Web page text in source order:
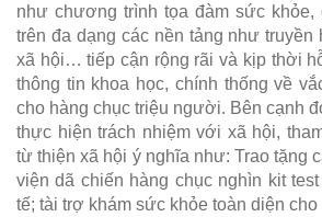
như chương trình tọa đàm sức khỏe,
trên đa dạng các nền tảng như truyền
xã hội… tiếp cận rộng rãi và kịp thời
thông tin khoa học, chính thống về
cho hàng chục triệu người. Bên cạnh
thực hiện trách nhiệm với xã hội,
từ thiện xã hội ý nghĩa như: Trao tặng
viện dã chiến hàng chục nghìn kit
tế; tài trợ khám sức khỏe toàn diện